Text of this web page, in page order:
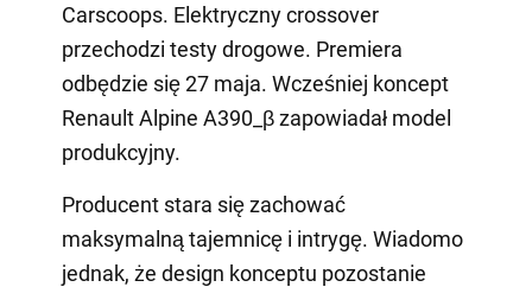
Carscoops. Elektryczny crossover
przechodzi testy drogowe. Premiera
odbędzie się 27 maja. Wcześniej koncept
Renault Alpine A390_β zapowiadał model
produkcyjny.
Producent stara się zachować
maksymalną tajemnicę i intrygę. Wiadomo
jednak, że design konceptu pozostanie